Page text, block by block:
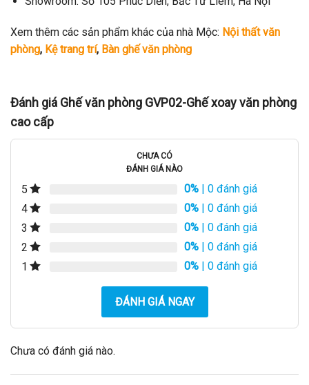
Xem thêm các sản phẩm khác của nhà Mộc: Nội thất văn
phòng, Kệ trang trí, Bàn ghế văn phòng
Đánh giá Ghế văn phòng GVP02-Ghế xoay văn phòng
cao cấp
CHƯA CÓ
ĐÁNH GIÁ NÀO
5 0% | 0 đánh giá
4
0% | 0 đánh giá
3
0% | 0 đánh giá
2
0% | 0 đánh giá
1
0% | 0 đánh giá
ĐÁNH GIÁ NGAY
Chưa có đánh giá nào.